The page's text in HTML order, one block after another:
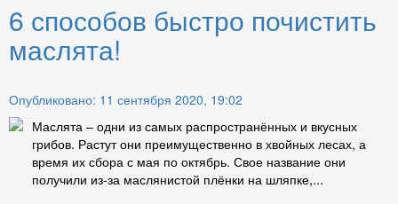
6 способов быстро почистить
маслята!
Опубликовано: 11 сентября 2020, 19:02
Маслята – одни из самых распространённых и вкусных
грибов. Растут они преимущественно в хвойных лесах, а
время их сбора с мая по октябрь. Свое название они
получили из-за маслянистой плёнки на шляпке,...